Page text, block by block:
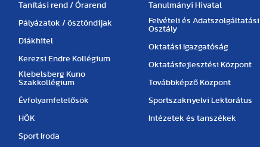
Tanítási rend / Órarend
Pályázatok / ösztöndíjak
Diákhitel
Kerezsi Endre Kollégium
Klebelsberg Kuno
Szakkollégium
Évfolyamfelelősök
HÖK
Sport Iroda
Tanulmányi Hivatal
Felvételi és Adatszolgáltatási
Osztály
Oktatási Igazgatóság
Oktatásfejlesztési Központ
Továbbképző Központ
Sportszaknyelvi Lektorátus
Intézetek és tanszékek